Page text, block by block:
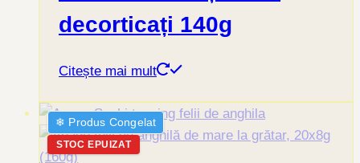
decorticați 140g
Citește mai mult
❄︎ Produs Congelat
STOC EPUIZAT